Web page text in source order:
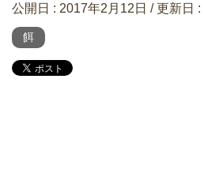
公開日 : 2017年2月12日 / 更新日 :
餌